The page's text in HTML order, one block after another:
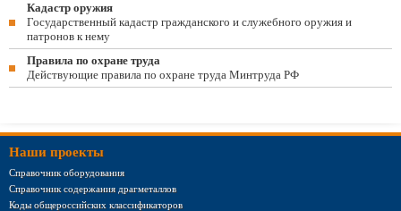
Кадастр оружия
Государственный кадастр гражданского и служебного оружия и
патронов к нему
Правила по охране труда
Действующие правила по охране труда Минтруда РФ
Наши проекты
Справочник оборудования
Справочник содержания драгметаллов
Коды общероссийских классификаторов